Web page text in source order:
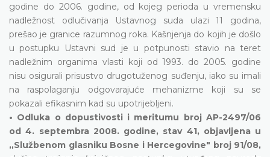
godine do 2006. godine, od kojeg perioda u vremensku
nadležnost odlučivanja Ustavnog suda ulazi 11 godina,
prešao je granice razumnog roka. Kašnjenja do kojih je došlo
u postupku Ustavni sud je u potpunosti stavio na teret
nadležnim organima vlasti koji od 1993. do 2005. godine
nisu osigurali prisustvo drugotuženog suđenju, iako su imali
na raspolaganju odgovarajuće mehanizme koji su se
pokazali efikasnim kad su upotrijebljeni.
• Odluka o dopustivosti i meritumu broj AP-2497/06
od 4. septembra 2008. godine, stav 41, objavljena u
„Službenom glasniku Bosne i Hercegovine" broj 91/08,